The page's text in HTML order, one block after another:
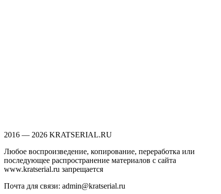
2016 — 2026 KRATSERIAL.RU
Любое воспроизведение, копирование, переработка или
последующее распространение материалов с сайта
www.kratserial.ru запрещается
Почта для связи: admin@kratserial.ru